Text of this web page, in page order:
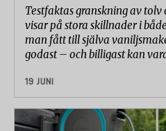
Testfaktas granskning av
visar på stora skillnader i
man fått till själva
godast – och billigast kan
19 JUNI